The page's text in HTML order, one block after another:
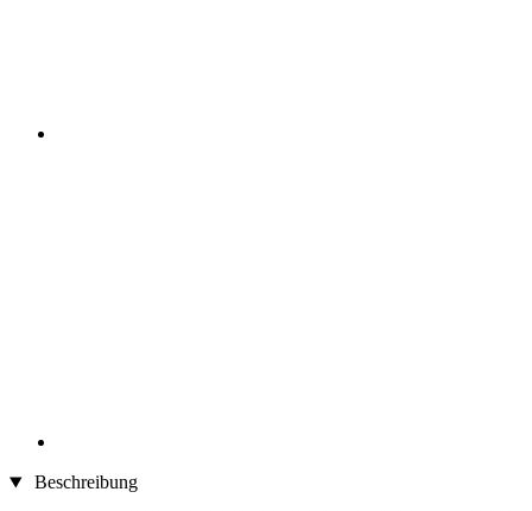
Beschreibung